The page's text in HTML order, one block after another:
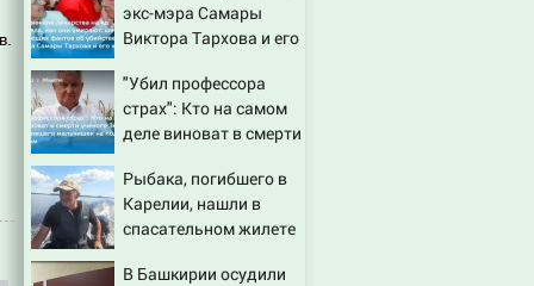
экс-мэра Самары
Виктора Тархова и его
шокирующих фактов,
новые подробности
"Убил профессора
страх": Кто на самом
деле виноват в смерти
остановившего
мальчишек на поле с
горохом
Рыбака, погибшего в
Карелии, нашли в
спасательном жилете
В Башкирии осудили